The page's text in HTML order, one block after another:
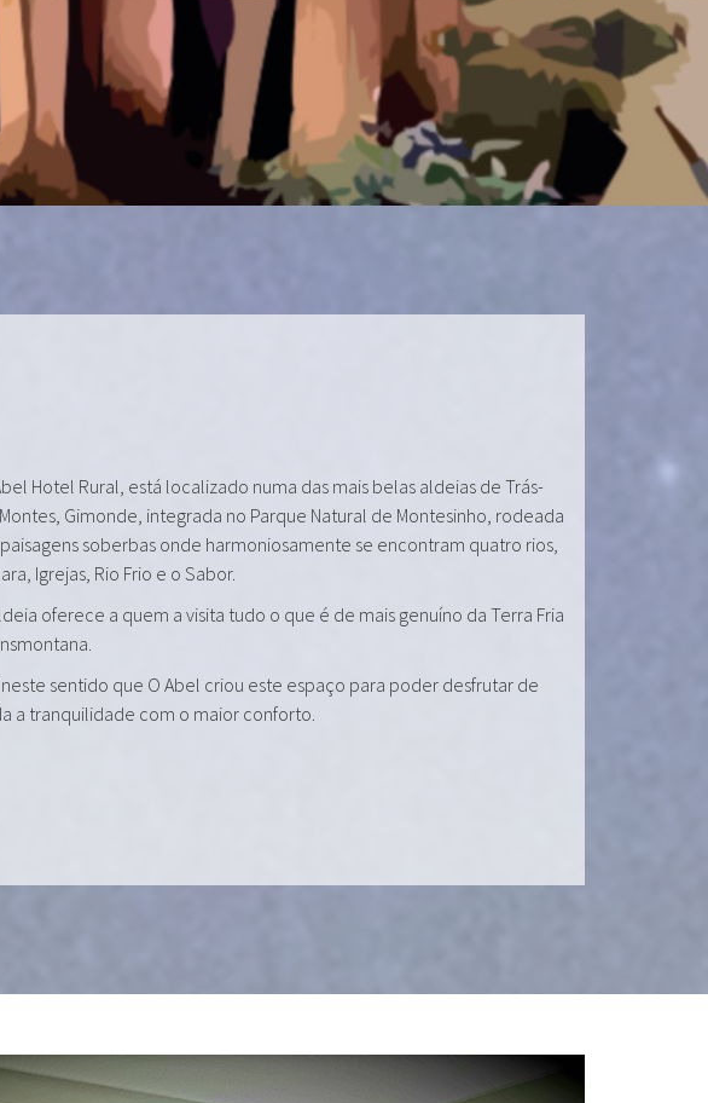
Hotel Rural, está localizado numa das mais belas aldeias de Trás-
Gimonde, integrada no Parque Natural de Montesinho, rodeada
soberbas onde harmoniosamente se encontram quatro rios,
Igrejas, Rio Frio e o Sabor.
oferece a quem a visita tudo o que é de mais genuíno da Terra Fria
neste sentido que O Abel criou este espaço para poder desfrutar de
a tranquilidade com o maior conforto.